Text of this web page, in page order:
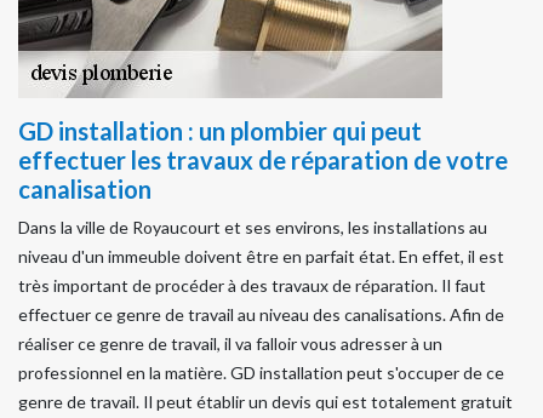
GD installation : un plombier qui peut
effectuer les travaux de réparation de votre
canalisation
Dans la ville de Royaucourt et ses environs, les installations au
niveau d'un immeuble doivent être en parfait état. En effet, il est
très important de procéder à des travaux de réparation. Il faut
effectuer ce genre de travail au niveau des canalisations. Afin de
réaliser ce genre de travail, il va falloir vous adresser à un
professionnel en la matière. GD installation peut s'occuper de ce
genre de travail. Il peut établir un devis qui est totalement gratuit